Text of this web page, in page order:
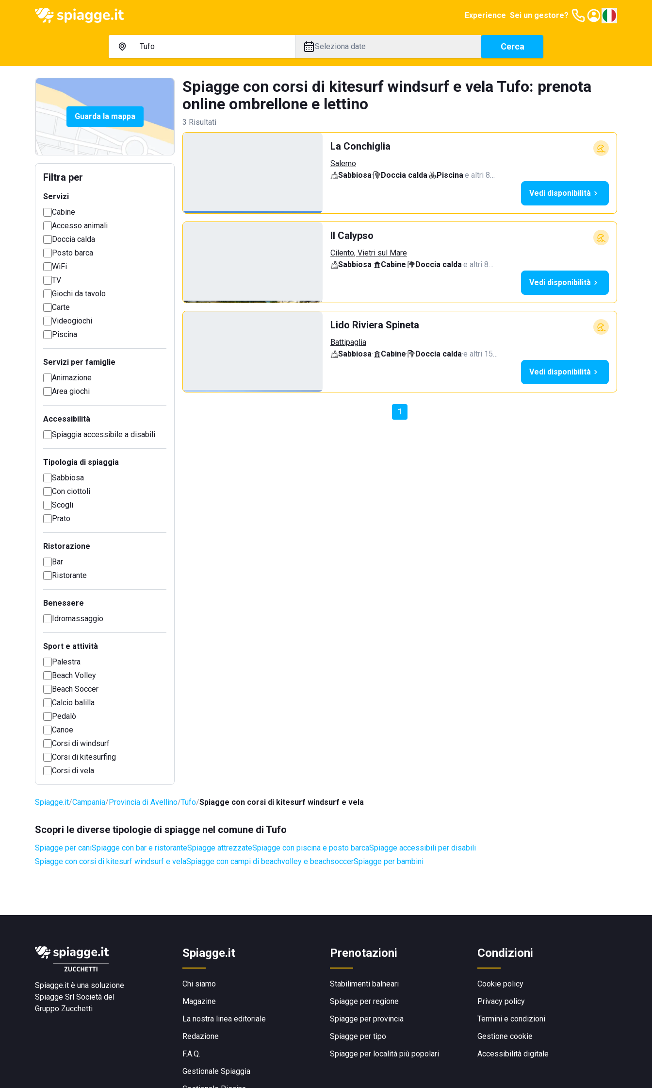
Experience Sei un gestore?
Seleziona date Cerca
Guarda la mappa
Filtra per
Servizi
Cabine
Accesso animali
Doccia calda
Posto barca
WiFi
TV
Giochi da tavolo
Carte
Videogiochi
Piscina
Servizi per famiglie
Animazione
Area giochi
Accessibilità
Spiaggia accessibile a disabili
Tipologia di spiaggia
Sabbiosa
Con ciottoli
Scogli
Prato
Ristorazione
Bar
Ristorante
Benessere
Idromassaggio
Sport e attività
Palestra
Beach Volley
Beach Soccer
Calcio balilla
Pedalò
Canoe
Corsi di windsurf
Corsi di kitesurfing
Corsi di vela
Spiagge con corsi di kitesurf windsurf e vela Tufo: prenota
online ombrellone e lettino
3 Risultati
La Conchiglia
Salerno
Sabbiosa· Doccia calda· Piscina·e altri 8…
Vedi disponibilità
Il Calypso
Cilento, Vietri sul Mare
Sabbiosa· Cabine· Doccia calda·e altri 8…
Vedi disponibilità
Lido Riviera Spineta
Battipaglia
Sabbiosa· Cabine· Doccia calda·e altri 15…
Vedi disponibilità
1
Spiagge.it Campania Provincia di Avellino Tufo Spiagge con corsi di kitesurf windsurf e vela
Scopri le diverse tipologie di spiagge nel comune di Tufo
Spiagge per caniSpiagge con bar e ristoranteSpiagge attrezzateSpiagge con piscina e posto barcaSpiagge accessibili per disabili
Spiagge con corsi di kitesurf windsurf e velaSpiagge con campi di beachvolley e beachsoccerSpiagge per bambini
Spiagge.it è una soluzione
Spiagge Srl Società del
Gruppo Zucchetti
Spiagge.it
Chi siamo
Magazine
La nostra linea editoriale
Redazione
F.A.Q.
Gestionale Spiaggia
Prenotazioni
Stabilimenti balneari
Spiagge per regione
Spiagge per provincia
Spiagge per tipo
Spiagge per località più popolari
Condizioni
Cookie policy
Privacy policy
Termini e condizioni
Gestione cookie
Accessibilità digitale